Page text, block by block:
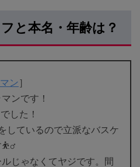
と本名・年齢は？
ン］
ンです！
した！
しているので立派なバスケ
⛹️‍♂️
じゃなくてヤジです。間